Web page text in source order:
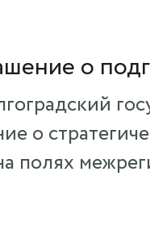
о
о
полях